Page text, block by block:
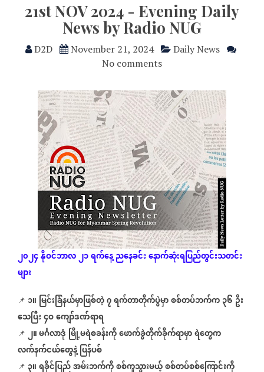
21st NOV 2024 - Evening Daily
News by Radio NUG
D2D November 21, 2024
Daily News
No comments
၂၀၂၄နိုဝင်ဘာလ၂၁ရက်နေ့ညနေခင်းနောက်ဆုံးရပြည်တွင်းသတင်း
များ
📌 ၁။ မြင်းခြံနယ်မှာဖြစ်တဲ့၇ရက်တာတိုက်ပွဲမှာစစ်တပ်ဘက်က၃၆ ဦး
သေပြီး၄ဝကျော်ဒဏ်ရာရ
📌 ၂။ မင်္ဂလာဒုံ မြို့မရဲစခန်းကိုဖောက်ခွဲတိုက်ခိုက်ရာမှာရဲတွေက
လက်နက်ငယ်တွေနဲ့ပြန်ပစ်
📌 ၃။ရခိုင်ပြည်အမ်းဘက်ကိုစစ်ကူသွားမယ့်စစ်တပ်စစ်ကြောင်းကို